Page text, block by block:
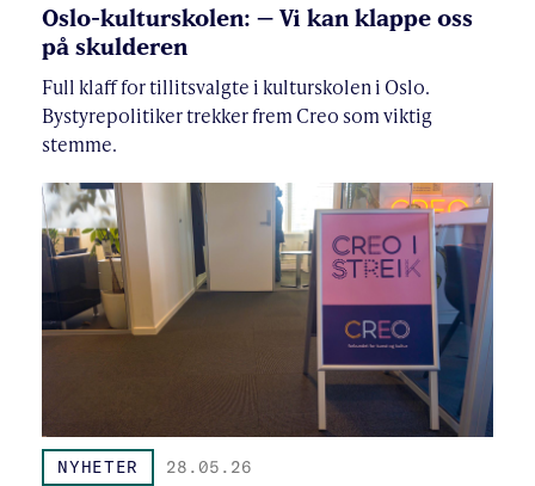
Oslo-kulturskolen: – Vi kan klappe oss
på skulderen
Full klaff for tillitsvalgte i kulturskolen i Oslo.
Bystyrepolitiker trekker frem Creo som viktig
stemme.
NYHETER 28.05.26